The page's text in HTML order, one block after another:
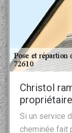
Christol
Si un service
cheminée fait